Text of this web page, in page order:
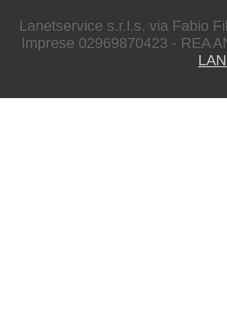
Lanetservice s.r.l.s. via Fabio
Imprese 02969870423 - REA